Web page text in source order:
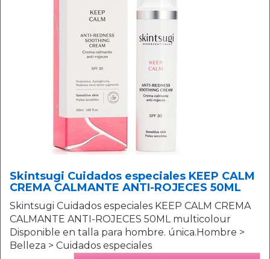
Skintsugi Cuidados especiales KEEP CALM
CREMA CALMANTE ANTI-ROJECES 50ML
Skintsugi Cuidados especiales KEEP CALM CREMA
CALMANTE ANTI-ROJECES 50ML multicolour
Disponible en talla para hombre. única.Hombre >
Belleza > Cuidados especiales